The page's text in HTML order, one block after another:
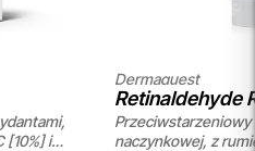
[10%] i
Dermaquest
Retinaldehyde
Przeciwstarzeniowy
naczynkowej, z